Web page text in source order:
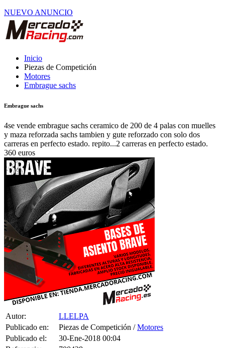
NUEVO ANUNCIO
Inicio
Piezas de Competición
Motores
Embrague sachs
Embrague sachs
4se vende embrague sachs ceramico de 200 de 4 palas con muelles
y maza reforzada sachs tambien y gute reforzado con solo dos
carreras en perfecto estado. repito...2 carreras en perfecto estado.
360 euros
Autor:
LLELPA
Publicado en:
Piezas de Competición /Motores
Publicado el:
30-Ene-2018 00:04